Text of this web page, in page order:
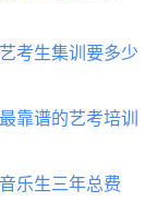
考生集训要多少
靠谱的艺考培训
乐生三年总费